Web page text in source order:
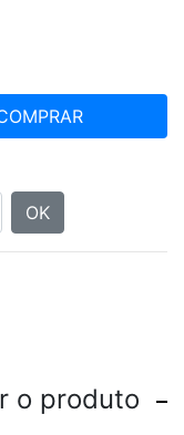
OK
o produto